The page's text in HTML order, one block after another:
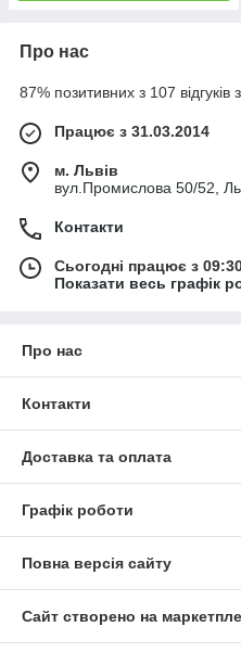
Про нас
87% позитивних з 107 відгуків
Працює з 31.03.2014
м. Львів
вул.Промислова 50/52,
Контакти
Сьогодні працює з
Показати весь графік
Про нас
Контакти
Доставка та оплата
Графік роботи
Повна версія сайту
Сайт створено на